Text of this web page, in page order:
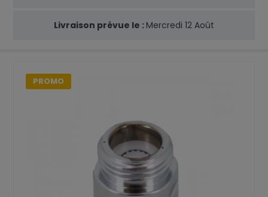
Livraison prévue le : Mercredi 12 Août
PROMO